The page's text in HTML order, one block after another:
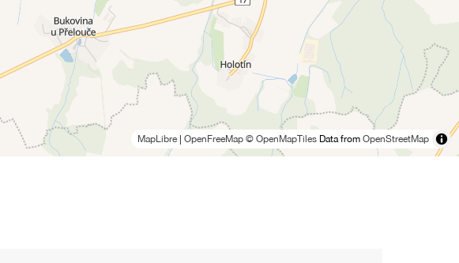
MapLibre OpenFreeMap © OpenMapTiles Data from OpenStreetMap